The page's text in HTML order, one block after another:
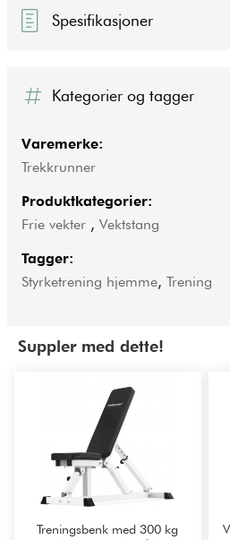
Spesifikasjoner
Kategorier og tagger
Varemerke:
Trekkrunner
Produktkategorier:
Frie vekter , Vektstang
Tagger:
Styrketrening hjemme, Trening
Suppler med dette!
Treningsbenk med 300 kg